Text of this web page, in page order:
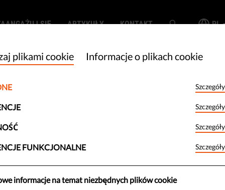
SIĘ ARTYKUŁY KONTAKT PL
plikami cookie Informacje o plikach cookie
Szczegóły
Szczegóły
Szczegóły
FUNKCJONALNE Szczegóły
informacje na temat niezbędnych plików cookie